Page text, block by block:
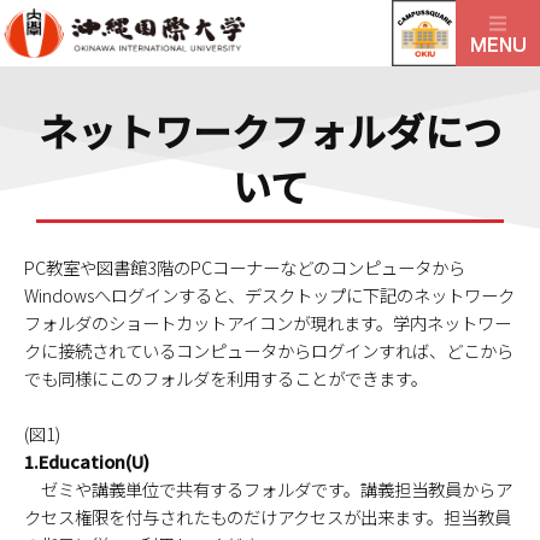
ネットワークフォルダにつ
いて
PC教室や図書館3階のPCコーナーなどのコンピュータから
Windowsへログインすると、デスクトップに下記のネットワーク
フォルダのショートカットアイコンが現れます。学内ネットワー
クに接続されているコンピュータからログインすれば、どこから
でも同様にこのフォルダを利用することができます。
(図1)
1.Education(U)
ゼミや講義単位で共有するフォルダです。講義担当教員からア
クセス権限を付与されたものだけアクセスが出来ます。担当教員